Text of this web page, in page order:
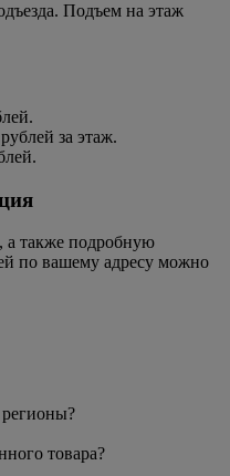
Подъем на этаж
за этаж.
а также подробную
по вашему адресу можно
регионы?
товара?